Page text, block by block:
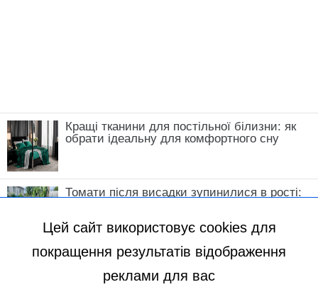
Кращі тканини для постільної білизни: як
обрати ідеальну для комфортного сну
Томати після висадки зупинилися в рості:
Цей сайт використовує cookies для
покращення результатів відображення
реклами для вас